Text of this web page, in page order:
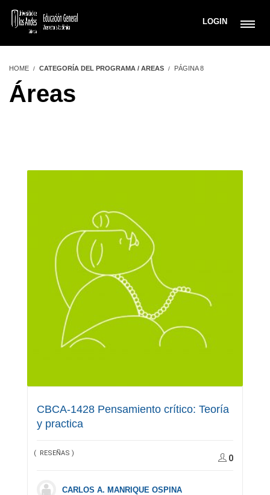
LOGIN
HOME CATEGORÍA DEL PROGRAMA / AREAS PÁGINA 8
Áreas
CBCA-1428 Pensamiento crítico: Teoría
y practica
( RESEÑAS )
0
CARLOS A. MANRIQUE OSPINA